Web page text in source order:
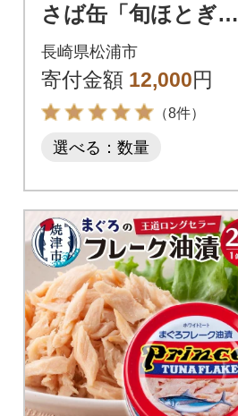
さば缶「旬ほとぎ」
トマト12缶
長崎県松浦市
寄付金額 12,000円
（8件）
選べる：数量